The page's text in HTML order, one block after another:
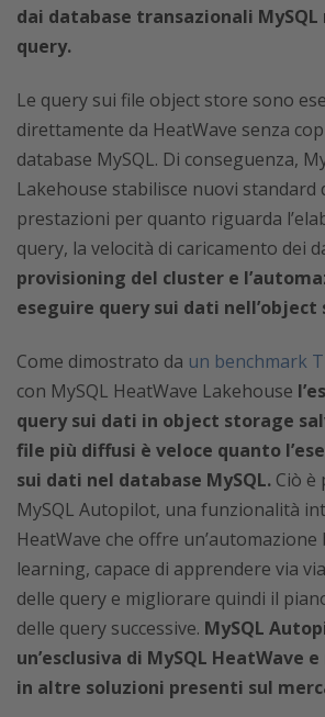
dai database transazionali
query.
Le query sui file object store sono
direttamente da HeatWave senza
database MySQL. Di conseguenza,
Lakehouse stabilisce nuovi standard
prestazioni per quanto riguarda
query, la velocità di caricamento dei
provisioning del cluster e
eseguire query sui dati nell’object
Come dimostrato da un benchmark
con MySQL HeatWave Lakehouse
query sui dati in object storage
file più diffusi è veloce quanto
sui dati nel database MySQL. Ciò è
MySQL Autopilot, una funzionalità
HeatWave che offre
learning, capace di apprendere via
delle query e migliorare quindi il
delle query successive. MySQL
un’esclusiva di MySQL HeatWave
in altre soluzioni presenti sul